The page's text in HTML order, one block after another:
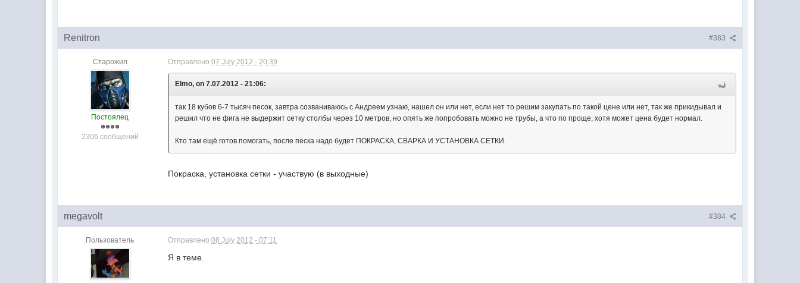
#383
Renitron
Старожил
Постоялец
2306 сообщений
Отправлено07 July 2012 - 20:39
Elmo, on 7.07.2012 - 21:06:
так 18 кубов 6-7 тысяч песок, завтра созваниваюсь с Андреем узнаю, нашел он или нет, если нет то решим закупать по такой цене или нет, так же прикидывал и
решил что не фига не выдержит сетку столбы через 10 метров, но опять же попробовать можно не трубы, а что по проще, хотя может цена будет нормал.
Кто там ещё готов помогать, после песка надо будет ПОКРАСКА, СВАРКА И УСТАНОВКА СЕТКИ.
Покраска, установка сетки - участвую (в выходные)
#384
megavolt
Пользователь Отправлено08 July 2012 - 07:11
Я в теме.